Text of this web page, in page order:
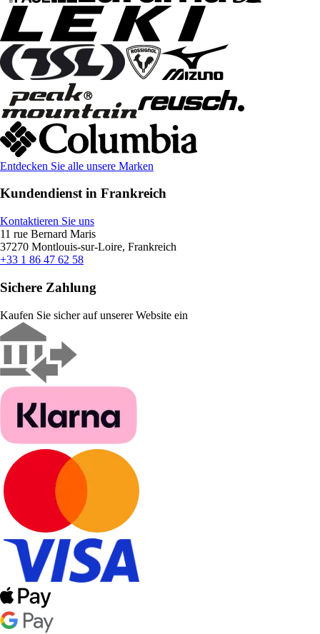
Entdecken Sie alle unsere Marken
Kundendienst in Frankreich
Kontaktieren Sie uns
11 rue Bernard Maris
37270 Montlouis-sur-Loire, Frankreich
+33 1 86 47 62 58
Sichere Zahlung
Kaufen Sie sicher auf unserer Website ein